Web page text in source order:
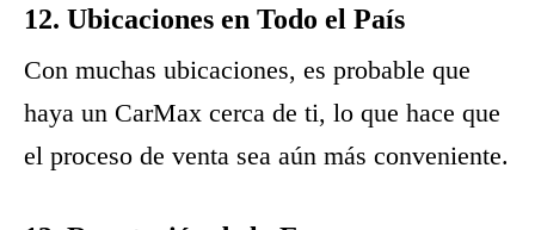
12. Ubicaciones en Todo el País
Con muchas ubicaciones, es probable que
haya un CarMax cerca de ti, lo que hace que
el proceso de venta sea aún más conveniente.